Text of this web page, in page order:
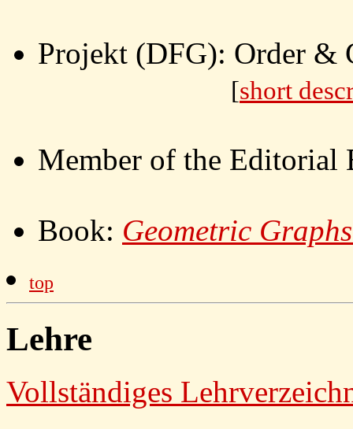
Projekt (DFG): Order &
[short
Member of the Editorial
Book: Geometric
top
Lehre
Vollständiges